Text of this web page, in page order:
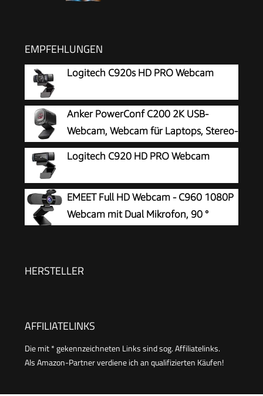
EMPFEHLUNGEN
Logitech C920s HD PRO Webcam
Anker PowerConf C200 2K USB-
Webcam, Webcam für Laptops, Stereo-
Mikrofone
Logitech C920 HD PRO Webcam
EMEET Full HD Webcam - C960 1080P
Webcam mit Dual Mikrofon, 90 °
OS X, YouTube, Skype, zum Konferenz
HERSTELLER
AFFILIATELINKS
Die mit * gekennzeichneten Links sind sog. Affiliatelinks.
Als Amazon-Partner verdiene ich an qualifizierten Käufen!